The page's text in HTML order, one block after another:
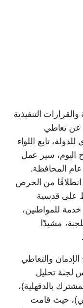
التنفيذية
عن تعاطي
تابع اللواء
اليوم، سير عمل
عام المحافظة.
انطلاقًا من الحرص
على قدسية
للمواطنين،
مشيدًا
والتعاطي
لجنة تحليل
بالدقهلية)،
حيث قامت